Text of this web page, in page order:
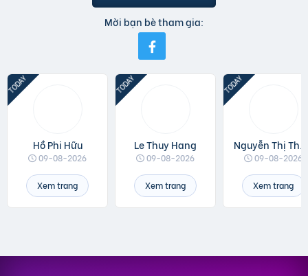
Mời bạn bè tham gia:
Hồ Phi Hữu
09-08-2026
Xem trang
Le Thuy Hang
09-08-2026
Xem trang
Nguyễn Thị Thanh Thảo
09-08-2026
Xem trang